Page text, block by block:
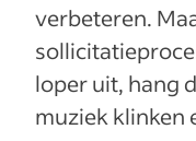
verbeteren.
loper uit, hang
muziek klinken